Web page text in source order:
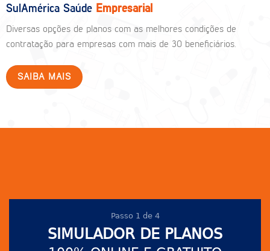
SulAmérica Saúde Empresarial
Diversas opções de planos com as melhores condições de
contratação para empresas com mais de 30 beneficiários.
SAIBA MAIS